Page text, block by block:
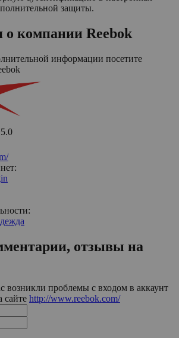
защиты.
компании Reebok
информации посетите
отзывы на
возникли проблемы с входом в аккаунт
сайте http://www.reebok.com/